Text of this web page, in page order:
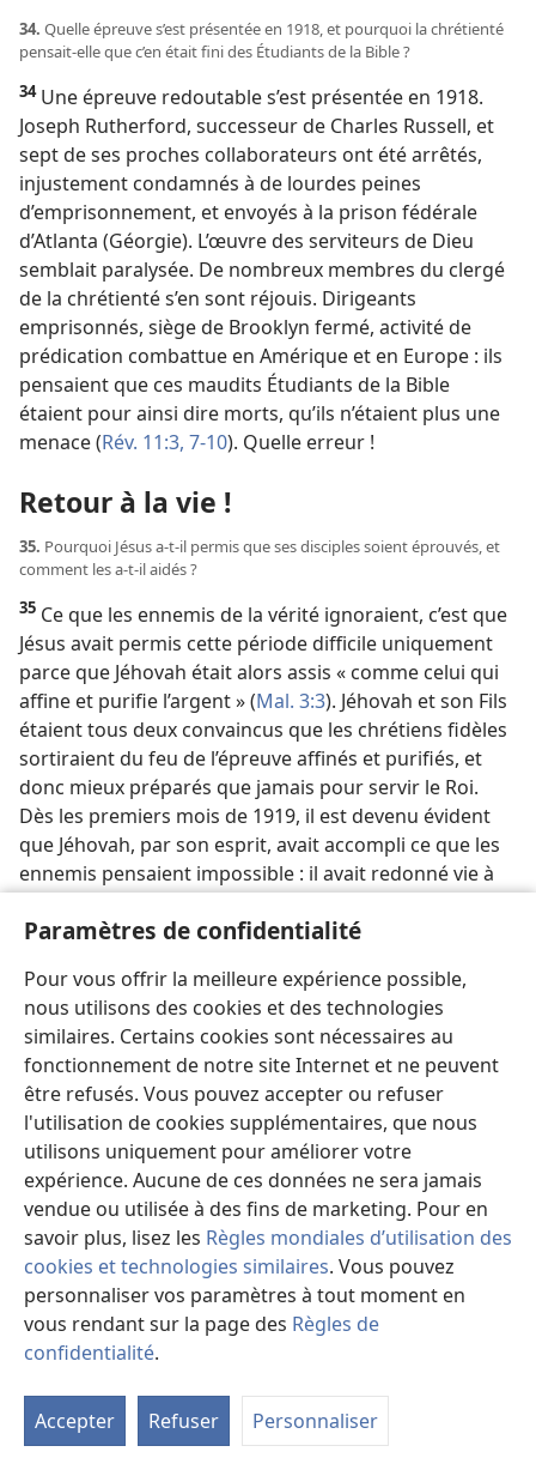
Paramètres de confidentialité
Pour vous offrir la meilleure expérience possible,
nous utilisons des cookies et des technologies
similaires. Certains cookies sont nécessaires au
fonctionnement de notre site Internet et ne peuvent
être refusés. Vous pouvez accepter ou refuser
l'utilisation de cookies supplémentaires, que nous
utilisons uniquement pour améliorer votre
expérience. Aucune de ces données ne sera jamais
vendue ou utilisée à des fins de marketing. Pour en
savoir plus, lisez les Règles mondiales d’utilisation des
cookies et technologies similaires. Vous pouvez
personnaliser vos paramètres à tout moment en
vous rendant sur la page des Règles de
confidentialité.
Accepter Refuser Personnaliser
34. Quelle épreuve s’est présentée en 1918, et pourquoi la chrétienté
pensait-​elle que c’en était fini des Étudiants de la Bible ?
34Une épreuve redoutable s’est présentée en 1918.
Joseph Rutherford, successeur de Charles Russell, et
sept de ses proches collaborateurs ont été arrêtés,
injustement condamnés à de lourdes peines
d’emprisonnement, et envoyés à la prison fédérale
d’Atlanta (Géorgie). L’œuvre des serviteurs de Dieu
semblait paralysée. De nombreux membres du clergé
de la chrétienté s’en sont réjouis. Dirigeants
emprisonnés, siège de Brooklyn fermé, activité de
prédication combattue en Amérique et en Europe : ils
pensaient que ces maudits Étudiants de la Bible
étaient pour ainsi dire morts, qu’ils n’étaient plus une
menace (Rév. 11:3, 7-10). Quelle erreur !
Retour à la vie !
35. Pourquoi Jésus a-​t-​il permis que ses disciples soient éprouvés, et
comment les a-​t-​il aidés ?
35 Ce que les ennemis de la vérité ignoraient, c’est que
Jésus avait permis cette période difficile uniquement
parce que Jéhovah était alors assis « comme celui qui
affine et purifie l’argent » (Mal. 3:3). Jéhovah et son Fils
étaient tous deux convaincus que les chrétiens fidèles
sortiraient du feu de l’épreuve affinés et purifiés, et
donc mieux préparés que jamais pour servir le Roi.
Dès les premiers mois de 1919, il est devenu évident
que Jéhovah, par son esprit, avait accompli ce que les
ennemis pensaient impossible : il avait redonné vie à
signe des derniers jours s’est alors manifestement
un petit groupe d’hommes oints qu’il a placé à la tête
de ses serviteurs avec la responsabilité de leur fournir
la nourriture spirituelle en temps voulu (Mat. 24:45-47
36.Qu’est-​ce qui montre que les
serviteurs de Dieu étaient
revenus à la vie spirituellement
parlant ?
Libérés de prison le
26 mars 1919, frère
Rutherford et ses
collaborateurs ont
immédiatement organisé
une assemblée pour le
suivant. Des dispositions
ont été prises pour le